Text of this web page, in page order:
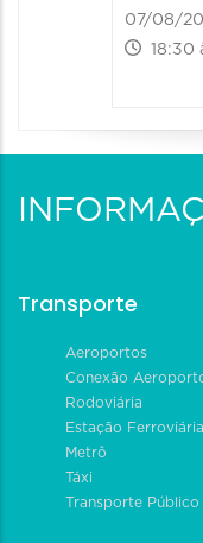
07/08/
18:30
Transporte
Aeroportos
Conexão
Rodoviária
Estação Ferroviária
Metrô
Táxi
Transporte Público